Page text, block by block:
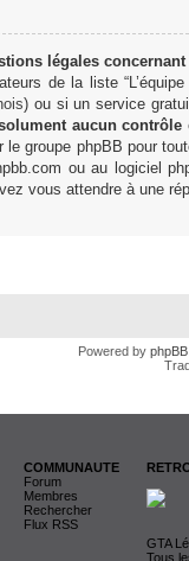
légales
de la liste
) ou si un service
aucun contrôle
groupe phpBB pour
ou au logiciel
vous attendre à une
Powered by phpBB
COMMUNAUTE
Forum
Membres
Rechercher
Flux RSS
GTA
Tous